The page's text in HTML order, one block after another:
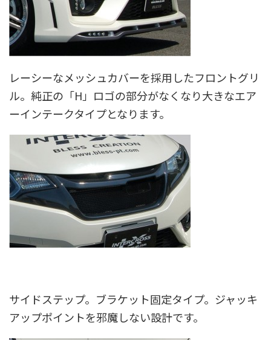
レーシーなメッシュカバーを採用したフロントグリ
ル。純正の「H」ロゴの部分がなくなり大きなエア
ーインテークタイプとなります。
サイドステップ。ブラケット固定タイプ。ジャッキ
アップポイントを邪魔しない設計です。